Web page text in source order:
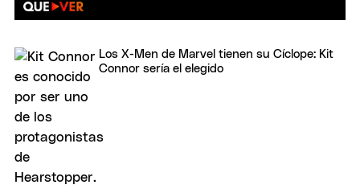
Los X-Men de Marvel tienen su Cíclope: Kit
Connor sería el elegido